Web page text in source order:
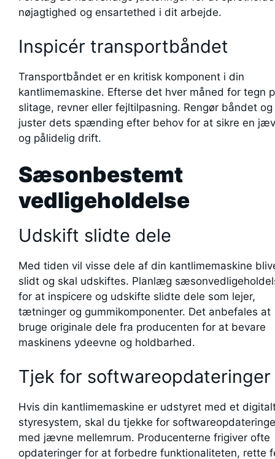
nøjagtighed og ensartethed i dit arbejde.
Inspicér transportbåndet
Transportbåndet er en kritisk komponent i din
kantlimemaskine. Efterse det hver måned for tegn
slitage, revner eller fejltilpasning. Rengør båndet og
juster dets spænding efter behov for at sikre en
og pålidelig drift.
Sæsonbestemt
vedligeholdelse
Udskift slidte dele
Med tiden vil visse dele af din kantlimemaskine
slidt og skal udskiftes. Planlæg
for at inspicere og udskifte slidte dele som lejer,
tætninger og gummikomponenter. Det anbefales at
bruge originale dele fra producenten for at bevare
maskinens ydeevne og holdbarhed.
Tjek for softwareopdateringer
Hvis din kantlimemaskine er udstyret med et
styresystem, skal du tjekke for
med jævne mellemrum. Producenterne frigiver ofte
opdateringer for at forbedre funktionaliteten, rette